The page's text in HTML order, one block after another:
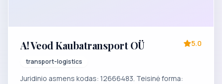
A! Veod Kaubatransport OÜ
transport-logistics
5.0
Juridinio asmens kodas: 12666483. Teisinė forma: